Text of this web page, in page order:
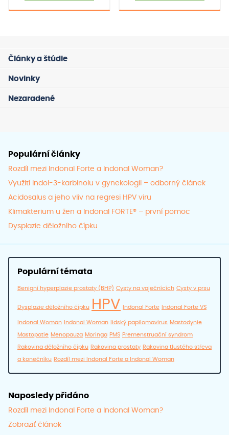
789.00 Kč
má
má
Články a štúdie
Novinky
Nezaradené
Populární články
Rozdíl mezi Indonal Forte a Indonal Woman?
Využití Indol-3-karbinolu v gynekologii – odborný článek
Acidosalus a jeho vliv na regresi HPV viru
Klimakterium u žen a Indonal FORTE® – první pomoc
Dysplazie děložního čípku
Populární témata
Benigní hyperplazie prostaty (BHP) Cysty na vaječnících Cysty v prsu
Dysplazie děložního čípku HPV Indonal Forte Indonal Forte VS
Indonal Woman Indonal Woman lidský papilomavirus Mastodynie
Mastopatie Menopauza Moringa PMS Premenstruační syndrom
Rakovina děložního čípku Rakovina prostaty Rakovina tlustého střeva
a konečníku Rozdíl mezi Indonal Forte a Indonal Woman
Naposledy přidáno
Rozdíl mezi Indonal Forte a Indonal Woman?
Zobraziť článok